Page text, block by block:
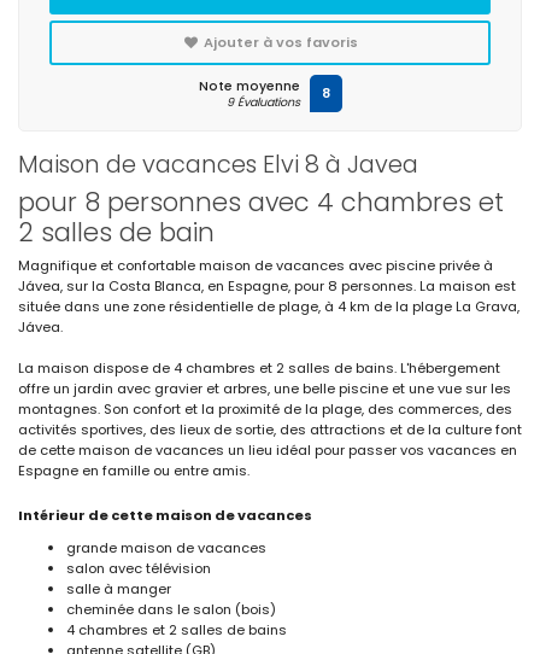
Maison de vacances Elvi 8 à Javea
pour 8 personnes avec 4 chambres et
2 salles de bain
Magnifique et confortable maison de vacances avec piscine privée à
Jávea, sur la Costa Blanca, en Espagne, pour 8 personnes. La maison est
située dans une zone résidentielle de plage, à 4 km de la plage La Grava,
Jávea.
La maison dispose de 4 chambres et 2 salles de bains. L'hébergement
offre un jardin avec gravier et arbres, une belle piscine et une vue sur les
montagnes. Son confort et la proximité de la plage, des commerces, des
activités sportives, des lieux de sortie, des attractions et de la culture font
de cette maison de vacances un lieu idéal pour passer vos vacances en
Espagne en famille ou entre amis.
Intérieur de cette maison de vacances
grande maison de vacances
salon avec télévision
salle à manger
cheminée dans le salon (bois)
4 chambres et 2 salles de bains
antenne satellite (GB)
Ajouter à vos favoris
Note moyenne
9 Évaluations 8